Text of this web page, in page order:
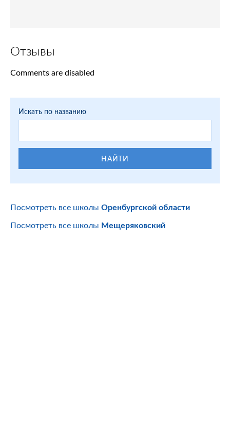
Отзывы
Comments are disabled
Искать по названию
НАЙТИ
Посмотреть все школы Оренбургской области
Посмотреть все школы Мещеряковский